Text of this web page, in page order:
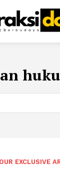
EXCLUSIVE